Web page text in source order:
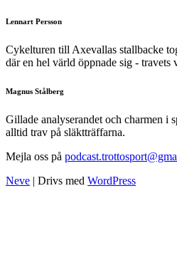
Lennart Persson
Cykelturen till Axevallas stallbacke
där en hel värld öppnade sig - travets
Magnus Stålberg
Gillade analyserandet och charmen i
alltid trav på släktträffarna.
Mejla oss på
Neve | Drivs med WordPress